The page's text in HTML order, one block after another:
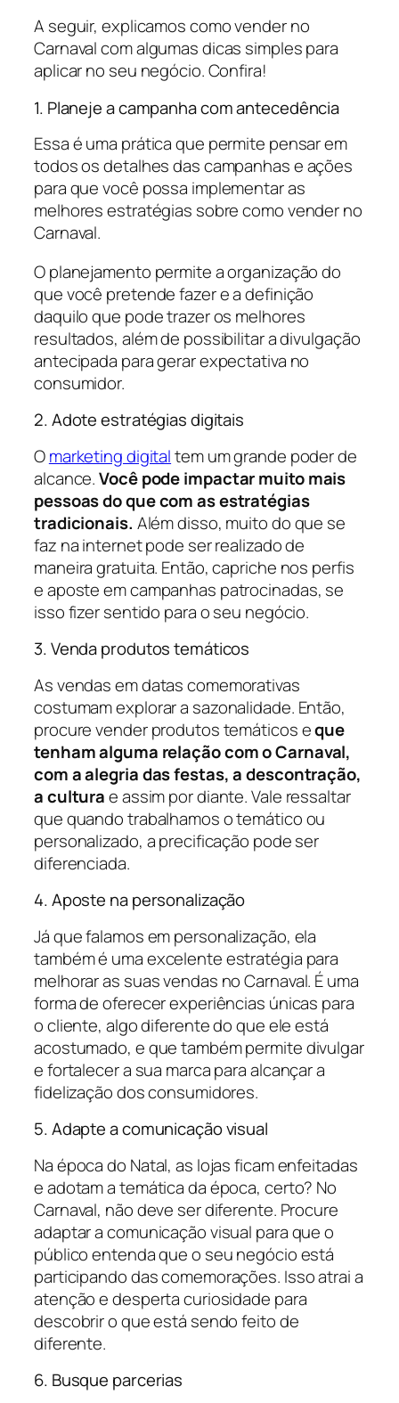
A seguir, explicamos como vender no
Carnaval com algumas dicas simples para
aplicar no seu negócio. Confira!
1. Planeje a campanha com antecedência
Essa é uma prática que permite pensar em
todos os detalhes das campanhas e ações
para que você possa implementar as
melhores estratégias sobre como vender no
Carnaval.
O planejamento permite a organização do
que você pretende fazer e a definição
daquilo que pode trazer os melhores
resultados, além de possibilitar a divulgação
antecipada para gerar expectativa no
consumidor.
2. Adote estratégias digitais
Omarketing digitaltem um grande poder de
alcance.Você pode impactar muito mais
pessoas do que com as estratégias
tradicionais. Além disso, muito do que se
faz na internet pode ser realizado de
maneira gratuita. Então, capriche nos perfis
e aposte em campanhas patrocinadas, se
isso fizer sentido para o seu negócio.
3. Venda produtos temáticos
As vendas em datas comemorativas
costumam explorar a sazonalidade. Então,
procure vender produtos temáticos eque
tenham alguma relação com o Carnaval,
com a alegria das festas, a descontração,
a culturae assim por diante. Vale ressaltar
que quando trabalhamos o temático ou
personalizado, a precificação pode ser
diferenciada.
4. Aposte na personalização
Já que falamos em personalização, ela
também é uma excelente estratégia para
melhorar as suas vendas no Carnaval. É uma
forma de oferecer experiências únicas para
o cliente, algo diferente do que ele está
acostumado, e que também permite divulgar
e fortalecer a sua marca para alcançar a
fidelização dos consumidores.
5. Adapte a comunicação visual
Na época do Natal, as lojas ficam enfeitadas
e adotam a temática da época, certo? No
Carnaval, não deve ser diferente. Procure
adaptar a comunicação visual para que o
público entenda que o seu negócio está
participando das comemorações. Isso atrai a
atenção e desperta curiosidade para
descobrir o que está sendo feito de
diferente.
6. Busque parcerias